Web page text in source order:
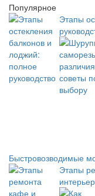
Популярное
Этапы
Быстровозводимые
Этапы